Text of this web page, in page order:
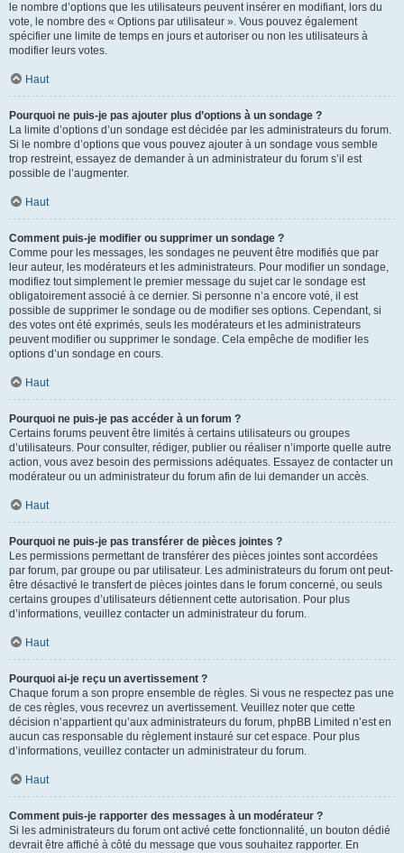
le nombre d’options que les utilisateurs peuvent insérer en modifiant, lors du
vote, le nombre des « Options par utilisateur ». Vous pouvez également
spécifier une limite de temps en jours et autoriser ou non les utilisateurs à
modifier leurs votes.
Haut
Pourquoi ne puis-je pas ajouter plus d’options à un sondage ?
La limite d’options d’un sondage est décidée par les administrateurs du forum.
Si le nombre d’options que vous pouvez ajouter à un sondage vous semble
trop restreint, essayez de demander à un administrateur du forum s’il est
possible de l’augmenter.
Haut
Comment puis-je modifier ou supprimer un sondage ?
Comme pour les messages, les sondages ne peuvent être modifiés que par
leur auteur, les modérateurs et les administrateurs. Pour modifier un sondage,
modifiez tout simplement le premier message du sujet car le sondage est
obligatoirement associé à ce dernier. Si personne n’a encore voté, il est
possible de supprimer le sondage ou de modifier ses options. Cependant, si
des votes ont été exprimés, seuls les modérateurs et les administrateurs
peuvent modifier ou supprimer le sondage. Cela empêche de modifier les
options d’un sondage en cours.
Haut
Pourquoi ne puis-je pas accéder à un forum ?
Certains forums peuvent être limités à certains utilisateurs ou groupes
d’utilisateurs. Pour consulter, rédiger, publier ou réaliser n’importe quelle autre
action, vous avez besoin des permissions adéquates. Essayez de contacter un
modérateur ou un administrateur du forum afin de lui demander un accès.
Haut
Pourquoi ne puis-je pas transférer de pièces jointes ?
Les permissions permettant de transférer des pièces jointes sont accordées
par forum, par groupe ou par utilisateur. Les administrateurs du forum ont peut-
être désactivé le transfert de pièces jointes dans le forum concerné, ou seuls
certains groupes d’utilisateurs détiennent cette autorisation. Pour plus
d’informations, veuillez contacter un administrateur du forum.
Haut
Pourquoi ai-je reçu un avertissement ?
Chaque forum a son propre ensemble de règles. Si vous ne respectez pas une
de ces règles, vous recevrez un avertissement. Veuillez noter que cette
décision n’appartient qu’aux administrateurs du forum, phpBB Limited n’est en
aucun cas responsable du règlement instauré sur cet espace. Pour plus
d’informations, veuillez contacter un administrateur du forum.
Haut
Comment puis-je rapporter des messages à un modérateur ?
Si les administrateurs du forum ont activé cette fonctionnalité, un bouton dédié
devrait être affiché à côté du message que vous souhaitez rapporter. En